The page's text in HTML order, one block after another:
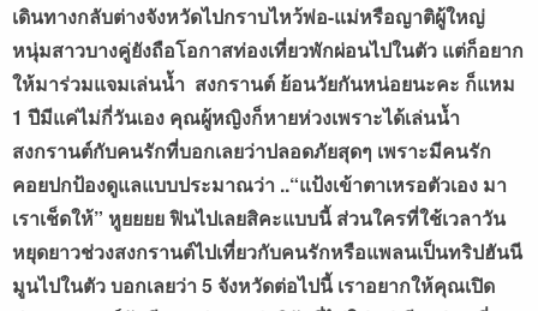
เดินทางกลับต่างจังหวัดไปกราบไหว้พ่อ-แม่หรือญาติผู้ใหญ่
หนุ่มสาวบางคู่ยังถือโอกาสท่องเที่ยวพักผ่อนไปในตัว แต่ก็อยาก
ให้มาร่วมแจมเล่นน้ำ สงกรานต์ ย้อนวัยกันหน่อยนะคะ ก็แหม
1 ปีมีแค่ไม่กี่วันเอง คุณผู้หญิงก็หายห่วงเพราะได้เล่นน้ำ
สงกรานต์กับคนรักที่บอกเลยว่าปลอดภัยสุดๆ เพราะมีคนรัก
คอยปกป้องดูแลแบบประมาณว่า ..“แป้งเข้าตาเหรอตัวเอง มา
เราเช็ดให้” หูยยยย ฟินไปเลยสิคะแบบนี้ ส่วนใครที่ใช้เวลาวัน
หยุดยาวช่วงสงกรานต์ไปเที่ยวกับคนรักหรือแพลนเป็นทริปฮันนี
มูนไปในตัว บอกเลยว่า 5 จังหวัดต่อไปนี้ เราอยากให้คุณเปิด